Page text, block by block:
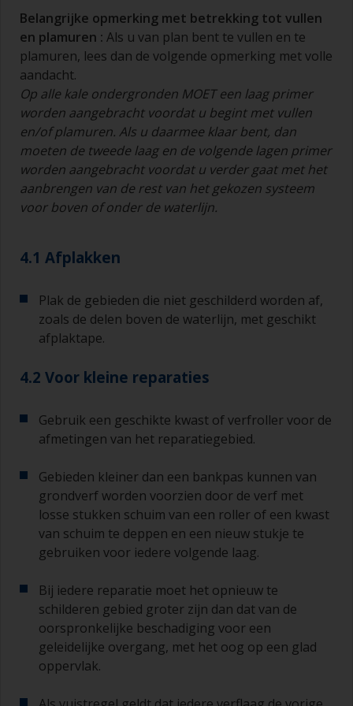
Belangrijke opmerking met betrekking tot vullen
en plamuren : Als u van plan bent te vullen en te
plamuren, lees dan de volgende opmerking met volle
aandacht.
Op alle kale ondergronden MOET een laag primer
worden aangebracht voordat u begint met vullen
en/ofplamuren. Als u daarmee klaar bent, dan
moeten de tweede laag en de volgende lagen primer
worden aangebracht voordat u verder gaat met het
aanbrengen van de rest van het gekozen systeem
voor boven of onder de waterlijn.
4.1 Afplakken
Plak de gebieden die niet geschilderd worden af,
zoals de delen boven de waterlijn, met geschikt
afplaktape.
4.2 Voor kleine reparaties
Gebruik een geschikte kwast of verfroller voor de
afmetingen van het reparatiegebied.
Gebieden kleiner dan een bankpas kunnen van
grondverf worden voorzien door de verf met
losse stukken schuim van een roller of een kwast
van schuim te deppen en een nieuw stukje te
gebruiken voor iedere volgende laag.
Bij iedere reparatie moet het opnieuw te
schilderen gebied groter zijn dan dat van de
oorspronkelijke beschadiging voor een
geleidelijke overgang, met het oog op een glad
oppervlak.